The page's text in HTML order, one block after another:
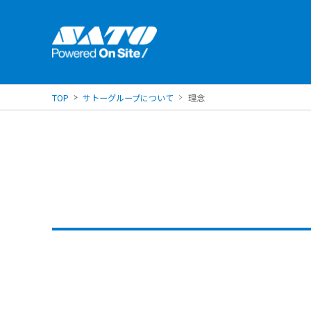
TOP サトーグループについて 理念